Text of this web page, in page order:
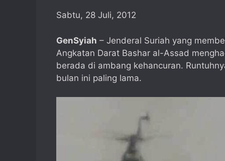
Sabtu, 28 Juli, 2012
GenSyiah – Jenderal Suriah yang
Angkatan Darat Bashar al-Assad
berada di ambang kehancuran.
bulan ini paling lama.